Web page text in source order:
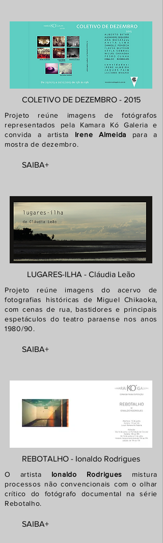
COLETIVO DE DEZEMBRO - 2015
Projeto reúne imagens de fotógrafos
representados pela Kamara Kó Galeria e
convida a artista Irene Almeida para a
mostra de dezembro.
SAIBA+
LUGARES-ILHA - Cláudia Leão
Projeto reúne imagens do acervo de
fotografias históricas de Miguel Chikaoka,
com cenas de rua, bastidores e principais
espetáculos do teatro paraense nos anos
1980/90.
SAIBA+
REBOTALHO - Ionaldo Rodrigues
O artista Ionaldo Rodrigues mistura
processos não convencionais com o olhar
crítico do fotógrafo documental na série
Rebotalho.
SAIBA+